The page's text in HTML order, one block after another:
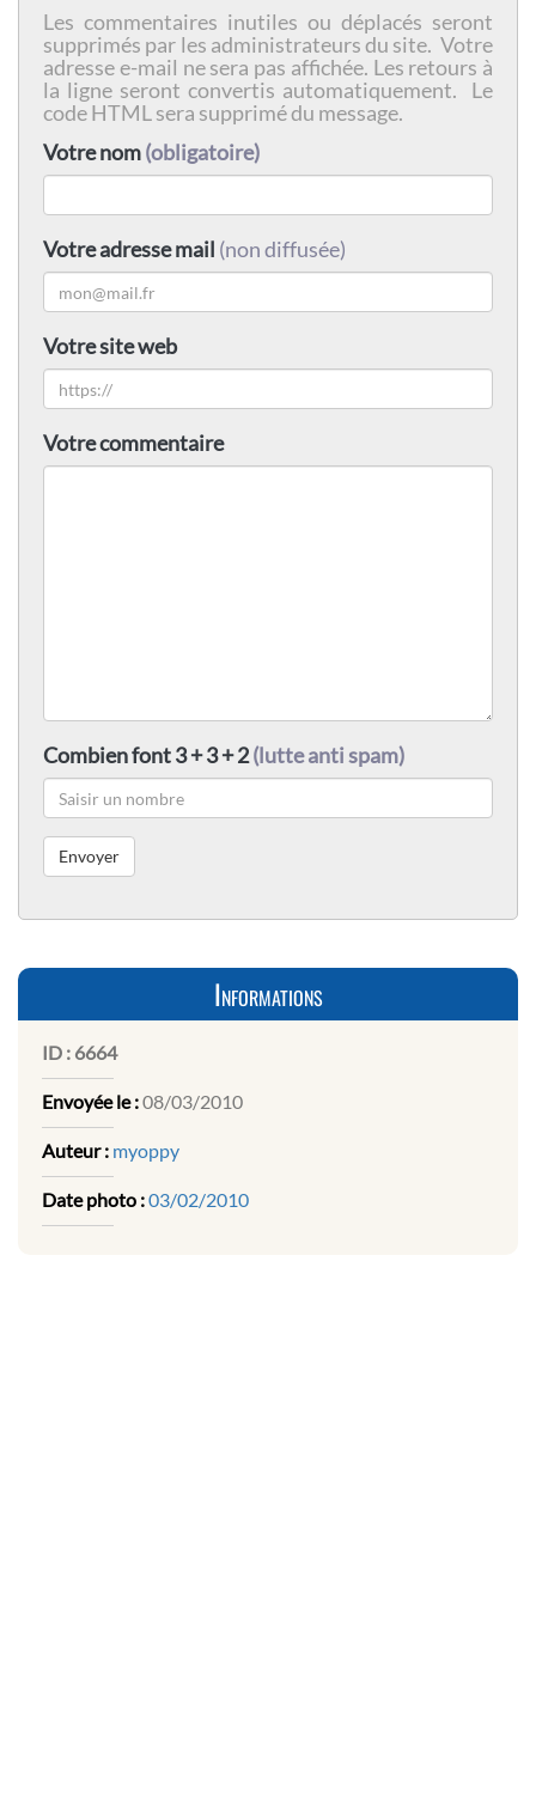
Les commentaires inutiles ou déplacés seront
supprimés par les administrateurs du site. Votre
adresse e-mail ne sera pas affichée. Les retours à
la ligne seront convertis automatiquement. Le
code HTML sera supprimé du message.
Votre nom(obligatoire)
Votre adresse mail (non diffusée)
Votre site web
Votre commentaire
Combien font 3 + 3 + 2(lutte anti spam)
Informations
ID : 6664
Envoyée le :08/03/2010
Auteur : myoppy
Date photo :03/02/2010